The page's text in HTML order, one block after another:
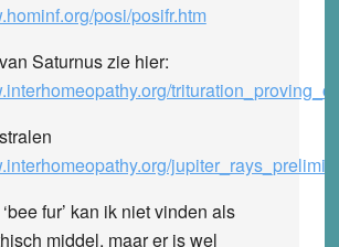
posi/posifr.htm
Saturnus zie hier:
fur’ kan ik niet vinden als
middel, maar er is wel